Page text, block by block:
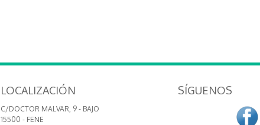
LOCALIZACIÓN
C/DOCTOR MALVAR, 9 - BAJO
15500 - FENE
SÍGUENOS